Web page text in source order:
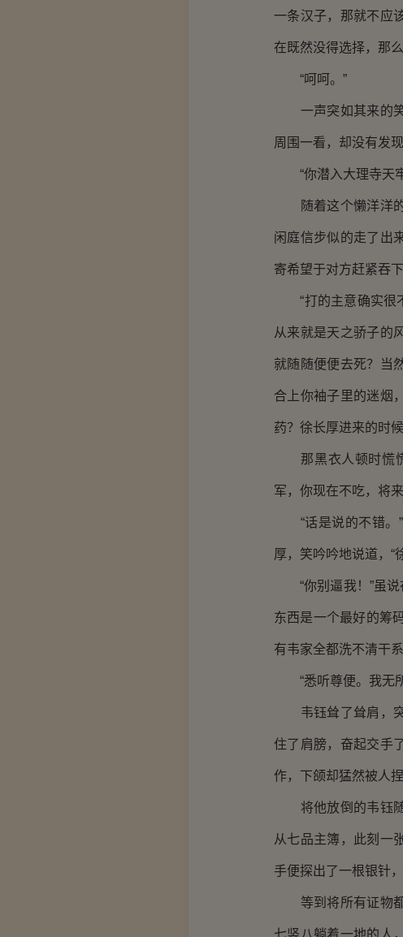
一条汉子，那就不应
在既然没得选择，那
“呵呵。”
一声突如其来的笑
周围一看，却没有发
“你潜入大理寺天
随着这个懒洋洋的
闲庭信步似的走了出
寄希望于对方赶紧吞
“打的主意确实很不
从来就是天之骄子的
就随随便便去死？当
合上你袖子里的迷烟
药？徐长厚进来的时
那黑衣人顿时慌慌
军，你现在不吃，将
“话是说的不错。”
厚，笑吟吟地说道，“
“你别逼我！”虽说
东西是一个最好的筹
有韦家全都洗不清干
“悉听尊便。我无
韦钰耸了耸肩，突
住了肩膀，奋起交手
作，下颌却猛然被人
将他放倒的韦钰随
从七品主簿，此刻一
手便探出了一根银针
等到将所有证物都
七竖八躺着一地的人